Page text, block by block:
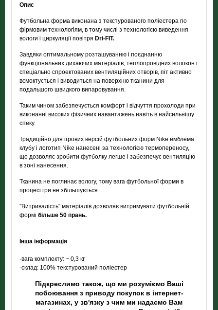
Опис
Футбольна форма виконана з текстурованого поліестера по
фірмовим технологіям,в тому числі з технологією виведення
вологи і циркуляції повітря Dri-FIT.
Завдяки оптимальному розташуванню і поєднанню
функціональних дихаючих матеріалів, теплопровідних волокон і
спеціально спроектованих вентиляційних отворів, піт активно
всмоктується і виводиться на поверхню тканини для
подальшого швидкого випаровування.
Таким чином забезпечується комфорт і відчуття прохолоди при
виконанні високих фізичних навантажень навіть в найсильнішу
спеку.
Традиційно для ігрових версій футбольних форм Nike емблема
клубу і логотип Nike нанесені за технологією термопереносу,
що дозволяє зробити футболку легше і забезпечує вентиляцію
в зоні нанесення.
Тканина не поглинає вологу, тому вага футбольної форми в
процесі гри не збільшується.
"Витривалість" матеріалів дозволяє витримувати футбольній
формібільше 50 прань.
Інша інформація
-вага комплекту: ~ 0,3 кг
-склад: 100% текстурований поліестер
Підкреслимо також, що ми розуміємо Ваші
побоювання з приводу покупок в інтернет-
магазинах, у зв'язку з чим ми надаємо Вам